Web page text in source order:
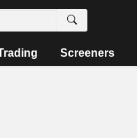
Screeners